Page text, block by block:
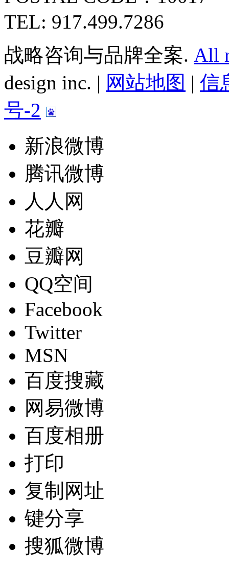
TEL: 917.499.7286
战略咨询与品牌全案. All
design inc. | 网站地图 | 信
号-2
新浪微博
腾讯微博
人人网
花瓣
豆瓣网
QQ空间
Facebook
Twitter
MSN
百度搜藏
网易微博
百度相册
打印
复制网址
键分享
搜狐微博